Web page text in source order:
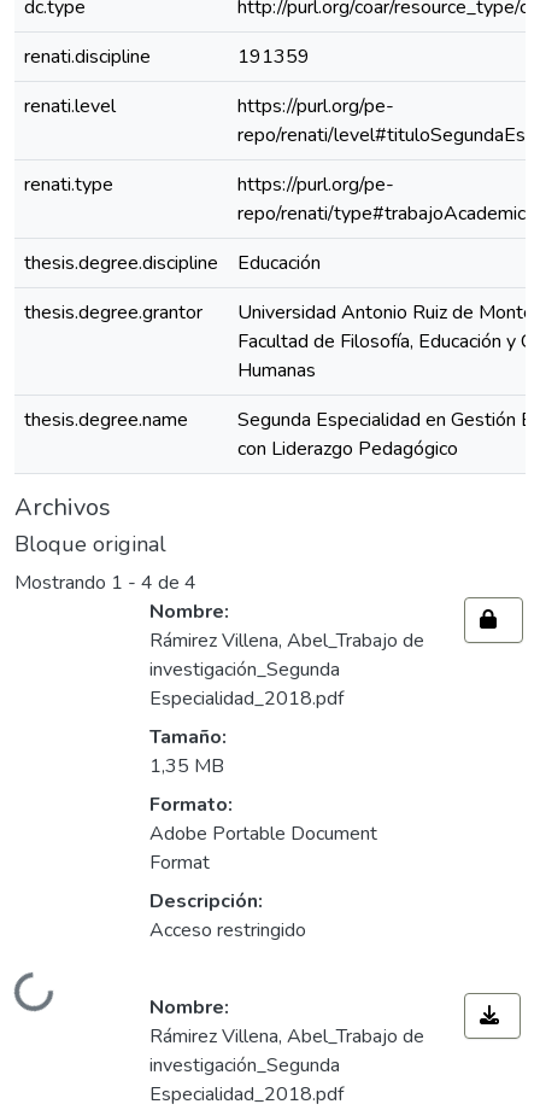
dc.type
http://purl.org/coar/resource_type/
renati.discipline
191359
renati.level
https://purl.org/pe-
repo/renati/
renati.type
https://purl.org/pe-
repo/renati/type#trabajoAcademico
thesis.degree.discipline
Educación
thesis.degree.grantor
Universidad Antonio Ruiz de
Facultad de Filosofía, Educación y
Humanas
thesis.degree.name
Segunda Especialidad en Gestión
con Liderazgo Pedagógico
Archivos
Bloque original
Mostrando 1 - 4 de 4
Cargando...
Nombre:
Rámirez Villena, Abel_Trabajo de
investigación_Segunda
Especialidad_2018.pdf
Tamaño:
1,35 MB
Formato:
Adobe Portable Document
Format
Descripción:
Acceso restringido
Nombre:
Rámirez Villena, Abel_Trabajo de
investigación_Segunda
Especialidad_2018.pdf